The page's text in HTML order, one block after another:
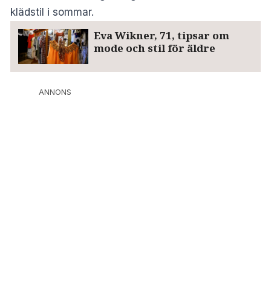
klädstil i sommar.
Eva Wikner, 71, tipsar om
mode och stil för äldre
ANNONS